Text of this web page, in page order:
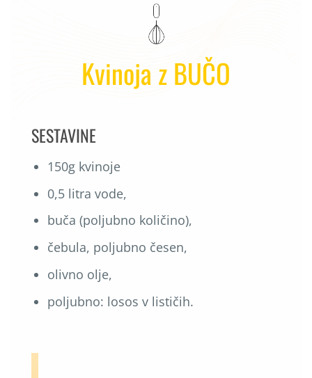
Kvinoja z BUČO
SESTAVINE
150g kvinoje
0,5 litra vode,
buča (poljubno količino),
čebula, poljubno česen,
olivno olje,
poljubno: losos v lističih.